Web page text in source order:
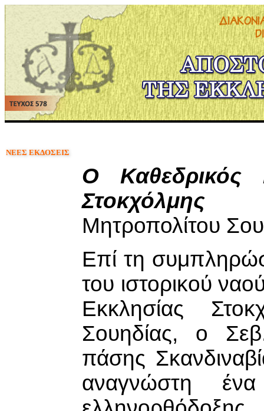
ΝΕΕΣ ΕΚΔΟΣΕΙΣ
Ο Καθεδρικός
Στοκχόλμης
Μητροπολίτου
Επί τη
του ιστορικού
Εκκλησίας
Σουηδίας, ο
πάσης
αναγνώστη